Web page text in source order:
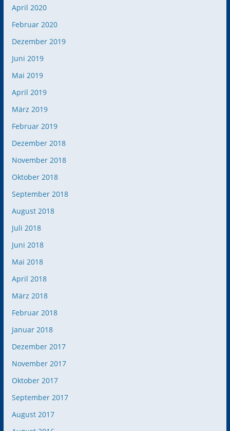
April 2020
Februar 2020
Dezember 2019
Juni 2019
Mai 2019
April 2019
März 2019
Februar 2019
Dezember 2018
November 2018
Oktober 2018
September 2018
August 2018
Juli 2018
Juni 2018
Mai 2018
April 2018
März 2018
Februar 2018
Januar 2018
Dezember 2017
November 2017
Oktober 2017
September 2017
August 2017